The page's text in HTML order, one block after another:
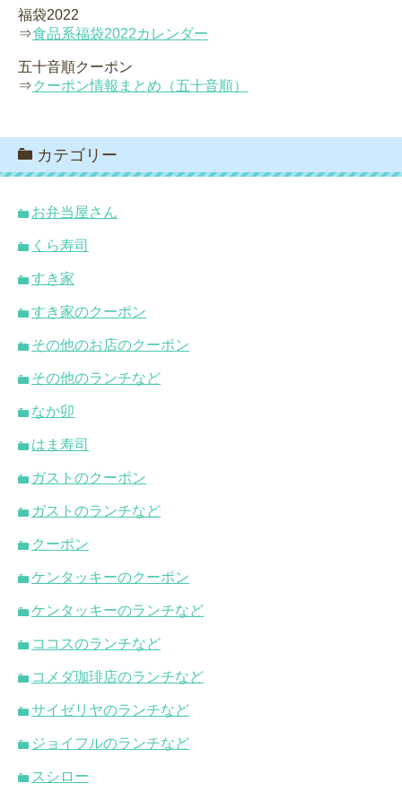
福袋2022
⇒食品系福袋2022カレンダー
五十音順クーポン
⇒クーポン情報まとめ（五十音順）
カテゴリー
お弁当屋さん
くら寿司
すき家
すき家のクーポン
その他のお店のクーポン
その他のランチなど
なか卯
はま寿司
ガストのクーポン
ガストのランチなど
クーポン
ケンタッキーのクーポン
ケンタッキーのランチなど
ココスのランチなど
コメダ珈琲店のランチなど
サイゼリヤのランチなど
ジョイフルのランチなど
スシロー